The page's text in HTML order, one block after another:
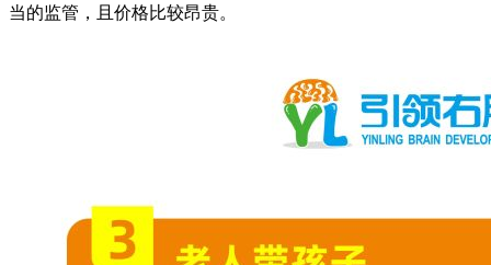
当的监管，且价格比较昂贵。